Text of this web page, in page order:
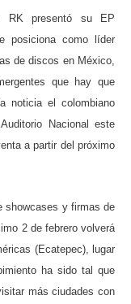
RK presentó su EP
como líder
de discos en México,
que hay que
noticia el colombiano
Nacional este
a partir del próximo
showcases y firmas de
2 de febrero volverá
(Ecatepec), lugar
ha sido tal que
más ciudades con